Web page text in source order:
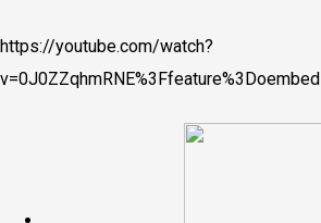
https://youtube.com/watch?
v=0J0ZZqhmRNE%3Ffeature%3Doembed